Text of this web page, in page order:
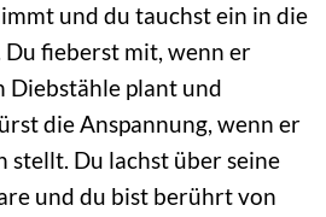
und du tauchst ein in die
fieberst mit, wenn er
Diebstähle plant und
die Anspannung, wenn er
stellt. Du lachst über seine
und du bist berührt von